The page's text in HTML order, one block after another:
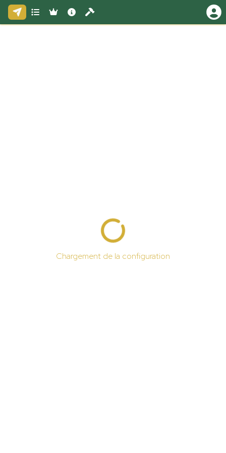
Chargement de la configuration